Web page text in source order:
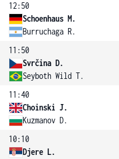
12:50
Schoenhaus M.
Burruchaga R.
11:50
Svrčina D.
Seyboth Wild T.
11:40
Choinski J.
Kuzmanov D.
10:10
Djere L.